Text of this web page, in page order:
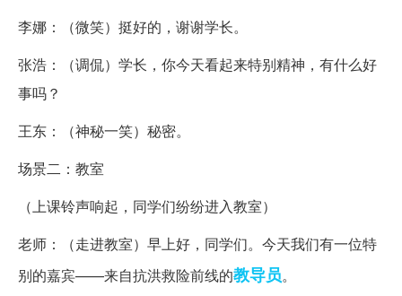
李娜：（微笑）挺好的，谢谢学长。
张浩：（调侃）学长，你今天看起来特别精神，有什么好
事吗？
王东：（神秘一笑）秘密。
场景二：教室
（上课铃声响起，同学们纷纷进入教室）
老师：（走进教室）早上好，同学们。今天我们有一位特
别的嘉宾——来自抗洪救险前线的教导员。